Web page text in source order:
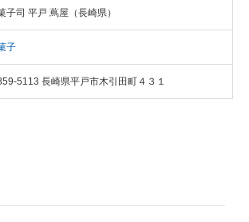
子司 平戸 蔦屋（長崎県）
子
5113 長崎県平戸市木引田町４３１